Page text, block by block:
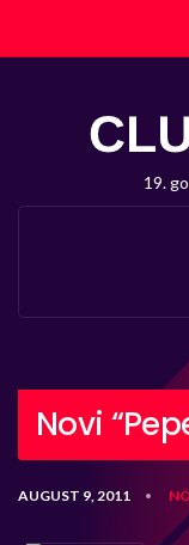
19.
Novi
AUGUST 9, 2011 •